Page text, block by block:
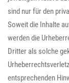
sind nur für den
Soweit die Inhalte
werden die
Dritter als solche
entsprechenden